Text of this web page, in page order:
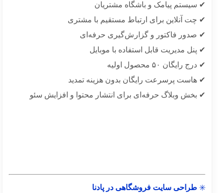
پیامک و باشگاه مشتریان
آنلاین برای ارتباط مستقیم با مشتری
فاکتور و گزارش‌گیری حرفه‌ای
مدیریت قابل استفاده با موبایل
رایگان ۵۰ محصول اولیه
پرسرعت رایگان بدون هزینه تمدید
وبلاگ حرفه‌ای برای انتشار محتوا و افزایش سئو
طراحی سایت فروشگاهی در پادنا